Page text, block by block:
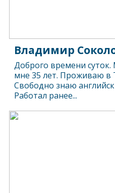
Владимир
Доброго времени
мне 35 лет. Проживаю в
Свободно знаю
Работал ранее...